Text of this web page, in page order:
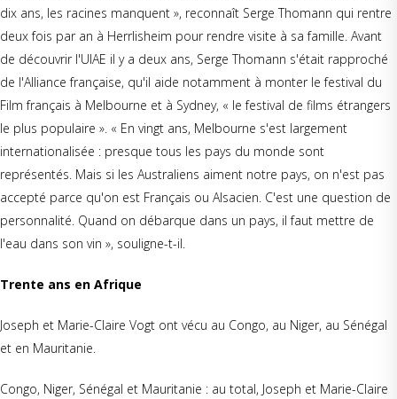
dix ans, les racines manquent », reconnaît Serge Thomann qui rentre
deux fois par an à Herrlisheim pour rendre visite à sa famille. Avant
de découvrir l'UIAE il y a deux ans, Serge Thomann s'était rapproché
de l'Alliance française, qu'il aide notamment à monter le festival du
Film français à Melbourne et à Sydney, « le festival de films étrangers
le plus populaire ». « En vingt ans, Melbourne s'est largement
internationalisée : presque tous les pays du monde sont
représentés. Mais si les Australiens aiment notre pays, on n'est pas
accepté parce qu'on est Français ou Alsacien. C'est une question de
personnalité. Quand on débarque dans un pays, il faut mettre de
l'eau dans son vin », souligne-t-il.
Trente ans en Afrique
Joseph et Marie-Claire Vogt ont vécu au Congo, au Niger, au Sénégal
et en Mauritanie.
Congo, Niger, Sénégal et Mauritanie : au total, Joseph et Marie-Claire